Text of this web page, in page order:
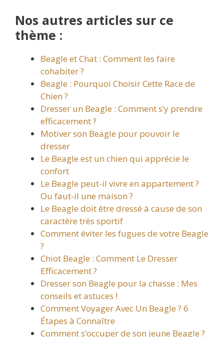
Nos autres articles sur ce
thème :
Beagle et Chat : Comment les faire
cohabiter ?
Beagle : Pourquoi Choisir Cette Race de
Chien ?
Dresser un Beagle : Comment s’y prendre
efficacement ?
Motiver son Beagle pour pouvoir le
dresser
Le Beagle est un chien qui apprécie le
confort
Le Beagle peut-il vivre en appartement ?
Ou faut-il une maison ?
Le Beagle doit être dressé à cause de son
caractère très sportif
Comment éviter les fugues de votre Beagle
?
Chiot Beagle : Comment Le Dresser
Efficacement ?
Dresser son Beagle pour la chasse : Mes
conseils et astuces !
Comment Voyager Avec Un Beagle ? 6
Étapes à Connaître
Comment s’occuper de son jeune Beagle ?